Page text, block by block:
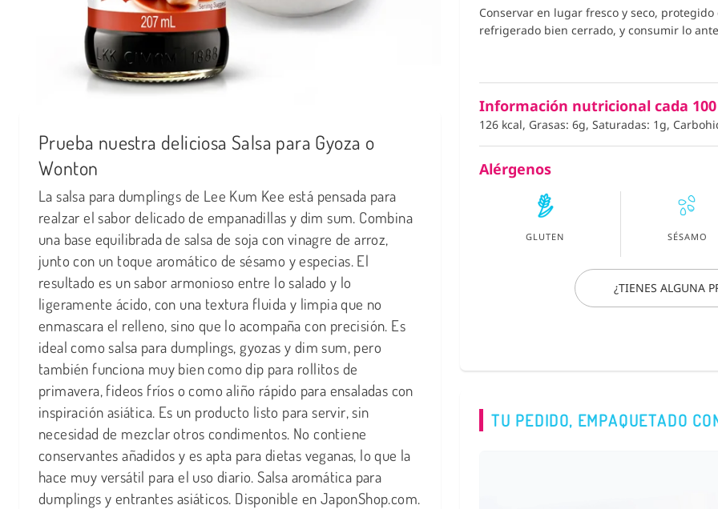
Prueba nuestra deliciosa Salsa para Gyoza o
Wonton
La salsa para dumplings de Lee Kum Kee está pensada para
realzar el sabor delicado de empanadillas y dim sum. Combina
una base equilibrada de salsa de soja con vinagre de arroz,
junto con un toque aromático de sésamo y especias. El
resultado es un sabor armonioso entre lo salado y lo
ligeramente ácido, con una textura fluida y limpia que no
enmascara el relleno, sino que lo acompaña con precisión. Es
ideal como salsa para dumplings, gyozas y dim sum, pero
también funciona muy bien como dip para rollitos de
primavera, fideos fríos o como aliño rápido para ensaladas con
inspiración asiática. Es un producto listo para servir, sin
necesidad de mezclar otros condimentos. No contiene
conservantes añadidos y es apta para dietas veganas, lo que la
hace muy versátil para el uso diario. Salsa aromática para
dumplings y entrantes asiáticos. Disponible en JaponShop.com.
Conservar en lugar fresco y seco,
refrigerado bien cerrado, y consumir lo
Información nutricional cada
126 kcal, Grasas: 6g, Saturadas: 1g,
Alérgenos
GLUTEN SÉSAMO
¿TIENES ALGUNA
TU PEDIDO, EMPAQUETADO